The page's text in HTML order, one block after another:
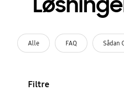
Alle FAQ Sådan
Filtre